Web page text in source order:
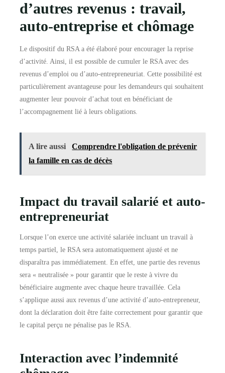
d’autres revenus : travail,
auto-entreprise et chômage
Le dispositif du RSA a été élaboré pour encourager la reprise
d’activité. Ainsi, il est possible de cumuler le RSA avec des
revenus d’emploi ou d’auto-entrepreneuriat. Cette possibilité est
particulièrement avantageuse pour les demandeurs qui souhaitent
augmenter leur pouvoir d’achat tout en bénéficiant de
l’accompagnement lié à leurs obligations.
A lire aussi
Comprendre l'obligation de prévenir
la famille en cas de décès
Impact du travail salarié et auto-
entrepreneuriat
Lorsque l’on exerce une activité salariée incluant un travail à
temps partiel, le RSA sera automatiquement ajusté et ne
disparaîtra pas immédiatement. En effet, une partie des revenus
sera « neutralisée » pour garantir que le reste à vivre du
bénéficiaire augmente avec chaque heure travaillée. Cela
s’applique aussi aux revenus d’une activité d’auto-entrepreneur,
dont la déclaration doit être faite correctement pour garantir que
le capital perçu ne pénalise pas le RSA.
Interaction avec l’indemnité